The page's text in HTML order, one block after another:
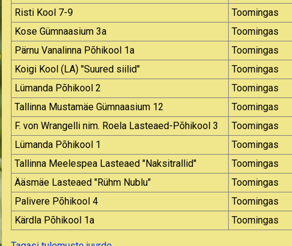
Risti Kool 7-9
Toomingas
Kose Gümnaasium 3a
Toomingas
Pärnu Vanalinna Põhikool 1a
Toomingas
Koigi Kool (LA) "Suured siilid"
Toomingas
Lümanda Põhikool 2
Toomingas
Tallinna Mustamäe Gümnaasium 12
Toomingas
F. von Wrangelli nim. Roela Lasteaed-Põhikool 3
Toomingas
Lümanda Põhikool 1
Toomingas
Tallinna Meelespea Lasteaed "Naksitrallid"
Toomingas
Ääsmäe Lasteaed "Rühm Nublu"
Toomingas
Palivere Põhikool 4
Toomingas
Kärdla Põhikool 1a
Toomingas